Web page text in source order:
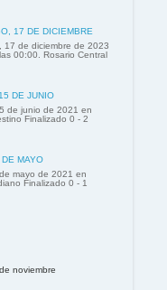
17 DE DICIEMBRE
17 de diciembre de 2023
00:00. Rosario Central
DE JUNIO
de junio de 2021 en
Finalizado 0 - 2
MAYO
mayo de 2021 en
Finalizado 0 - 1
noviembre